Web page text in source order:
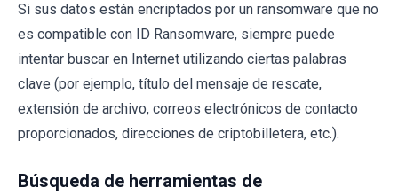
Si sus datos están encriptados por un ransomware que no
es compatible con ID Ransomware, siempre puede
intentar buscar en Internet utilizando ciertas palabras
clave (por ejemplo, título del mensaje de rescate,
extensión de archivo, correos electrónicos de contacto
proporcionados, direcciones de criptobilletera, etc.).
Búsqueda de herramientas de